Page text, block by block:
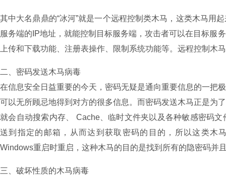
其中大名鼎鼎的“冰河”就是一个远程控制类木马，这类木马用
服务端的IP地址，就能控制目标服务端，攻击者可以在目标服
上传和下载功能、注册表操作、限制系统功能等。远程控制木
二、密码发送木马病毒
在信息安全日益重要的今天，密码无疑是通向重要信息的一把
可以无所顾忌地得到对方的很多信息。而密码发送木马正是为
就会自动搜索内存、 Cache、临时文件夹以及各种敏感密码
送到指定的邮箱，从而达到获取密码的目的，所以这类木
Windows重启时重启，这种木马的目的是找到所有的隐密码并
三、破坏性质的木马病毒